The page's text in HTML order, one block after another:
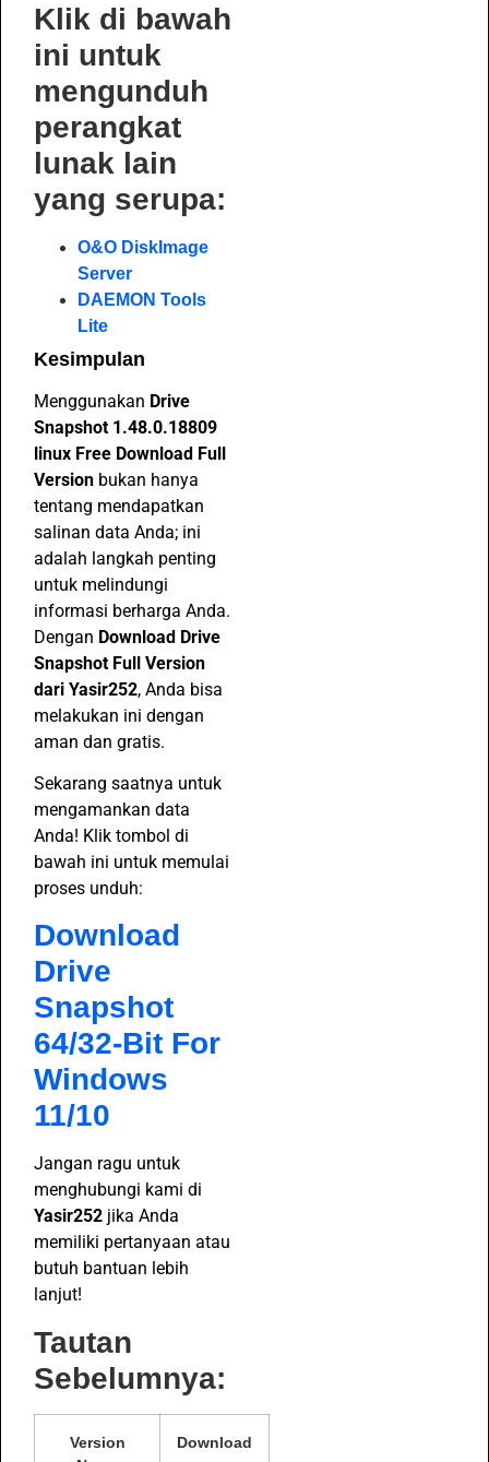
Klik di bawah
ini untuk
mengunduh
perangkat
lunak lain
yang serupa:
O&O DiskImage
Server
DAEMON Tools
Lite
Kesimpulan
Menggunakan Drive
Snapshot 1.48.0.18809
linux Free Download Full
Version bukan hanya
tentang mendapatkan
salinan data Anda; ini
adalah langkah penting
untuk melindungi
informasi berharga Anda.
Dengan Download Drive
Snapshot Full Version
dari Yasir252, Anda bisa
melakukan ini dengan
aman dan gratis.
Sekarang saatnya untuk
mengamankan data
Anda! Klik tombol di
bawah ini untuk memulai
proses unduh:
Download
Drive
Snapshot
64/32-Bit For
Windows
11/10
Jangan ragu untuk
menghubungi kami di
Yasir252 jika Anda
memiliki pertanyaan atau
butuh bantuan lebih
lanjut!
Tautan
Sebelumnya:
Version
Download